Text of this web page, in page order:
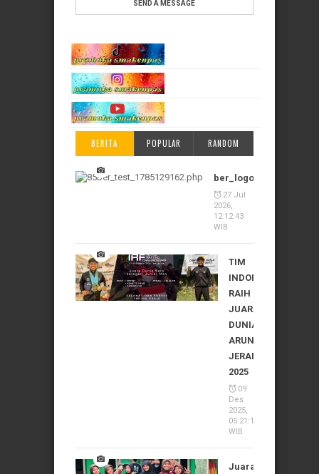
BERITA POPULAR RANDOM
ber_logo_1785129162
27 Jul
2026,
12:12:43
WIB
TIM
INDONESIA
RAIH
JUARA
DUNIA
ARUNG
JERAM
2025
09
Des
2025,
05:21:10
WIB
Juara